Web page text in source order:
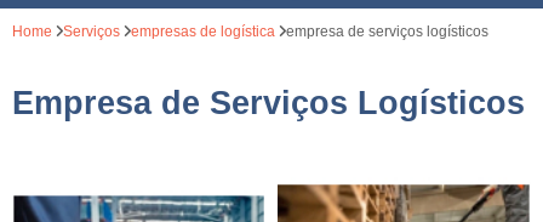
Home Serviços empresas de logística empresa de serviços logísticos
Empresa de Serviços Logísticos